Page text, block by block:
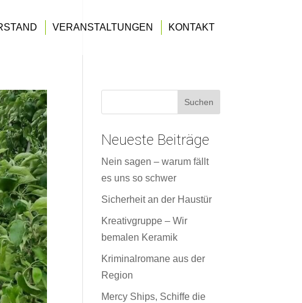
VERANSTALTUNGEN KONTAKT
Neueste Beiträge
Nein sagen – warum fällt
es uns so schwer
Sicherheit an der Haustür
Kreativgruppe – Wir
bemalen Keramik
Kriminalromane aus der
Region
Mercy Ships, Schiffe die